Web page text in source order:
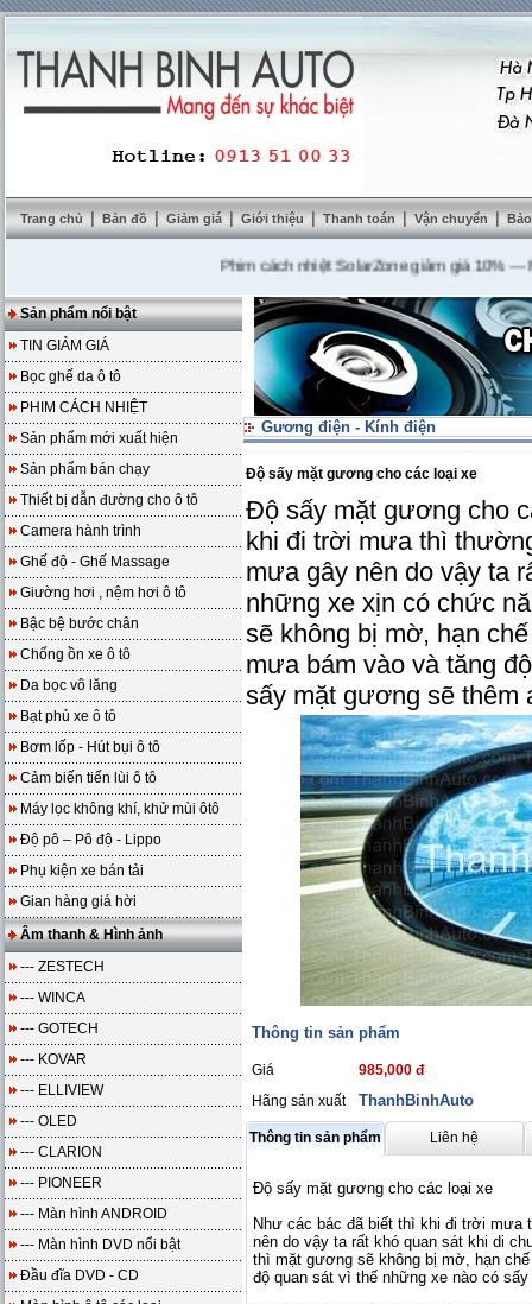
Trang chủ | Bản đồ | Giảm giá | Giới thiệu | Thanh toán | Vận chuyển |
Phim cách nhiệt SolarZone giảm giá 10%---Mua
Sản phẩm nổi bật
TIN GIẢM GIÁ
Bọc ghế da ô tô
PHIM CÁCH NHIỆT
Sản phẩm mới xuất hiện
Sản phẩm bán chạy
Thiết bị dẫn đường cho ô tô
Camera hành trình
Ghế độ - Ghế Massage
Giường hơi , nệm hơi ô tô
Bậc bệ bước chân
Chống ồn xe ô tô
Da bọc vô lăng
Bạt phủ xe ô tô
Bơm lốp - Hút bụi ô tô
Cảm biến tiến lùi ô tô
Máy lọc không khí, khử mùi ôtô
Độ pô – Pô độ - Lippo
Phụ kiện xe bán tải
Gian hàng giá hời
Âm thanh & Hình ảnh
--- ZESTECH
--- WINCA
--- GOTECH
--- KOVAR
--- ELLIVIEW
--- OLED
--- CLARION
--- PIONEER
--- Màn hình ANDROID
--- Màn hình DVD nổi bật
Đầu đĩa DVD - CD
Gương điện - Kính điện
Độ sấy mặt gương cho các loại xe
Độ sấy mặt gương cho
khi đi trời mưa thì
mưa gây nên do vậy ta
những xe xịn có chức
sẽ không bị mờ, hạn
mưa bám vào và tăng
sấy mặt gương sẽ thêm
Thông tin sản phẩm
Giá
985,000 đ
Hãng sản xuất
ThanhBinhAuto
Thông tin sản phẩm Liên hệ
Độ sấy mặt gương cho các loại xe
Như các bác đã biết thì khi đi trời
nên do vậy ta rất khó quan sát khi di
thì mặt gương sẽ không bị mờ, hạn
độ quan sát vì thế những xe nào có